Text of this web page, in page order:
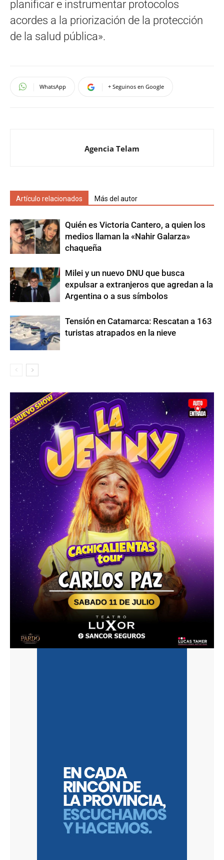
planificar e instrumentar protocolos
acordes a la priorización de la protección
de la salud pública».
WhatsApp + Seguinos en Google
Agencia Telam
Artículo relacionados Más del autor
Quién es Victoria Cantero, a quien los
medios llaman la «Nahir Galarza»
chaqueña
Milei y un nuevo DNU que busca
expulsar a extranjeros que agredan a la
Argentina o a sus símbolos
Tensión en Catamarca: Rescatan a 163
turistas atrapados en la nieve